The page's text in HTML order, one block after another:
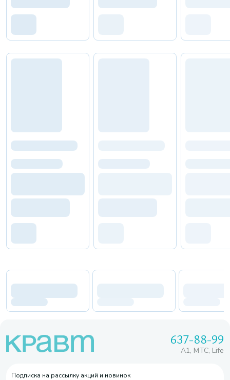
637-88-99
A1, МТС, Life
Подписка на рассылку акций и новинок